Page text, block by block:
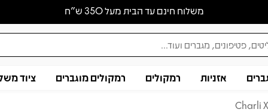
משלוח חינם עד הבית מעל 350 ש״ח
אזניות רמקולים רמקולים מוגברים ציוד
Charli